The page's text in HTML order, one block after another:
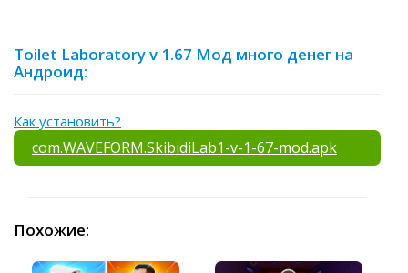
Toilet Laboratory v 1.67 Мод много денег на
Андроид:
Как установить?
com.WAVEFORM.SkibidiLab1-v-1-67-mod.apk
Похожие: